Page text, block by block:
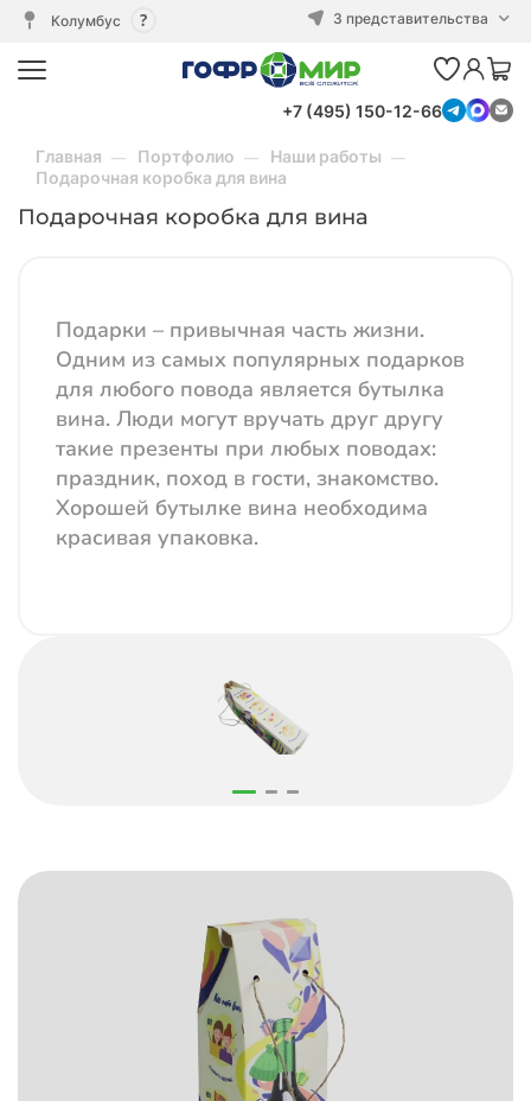
Колумбус 3 представительства
+7 (495) 150-12-66
Главная Портфолио
Наши работы
Подарочная коробка для вина
Подарочная коробка для вина
Подарки – привычная часть жизни.
Одним из самых популярных подарков
для любого повода является бутылка
вина. Люди могут вручать друг другу
такие презенты при любых поводах:
праздник, поход в гости, знакомство.
Хорошей бутылке вина необходима
красивая упаковка.